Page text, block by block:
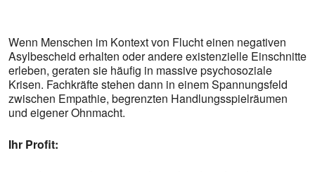
Wenn Menschen im Kontext von Flucht einen negativen
Asylbescheid erhalten oder andere existenzielle Einschnitte
erleben, geraten sie häufig in massive psychosoziale
Krisen. Fachkräfte stehen dann in einem Spannungsfeld
zwischen Empathie, begrenzten Handlungsspielräumen
und eigener Ohnmacht.
Ihr Profit: